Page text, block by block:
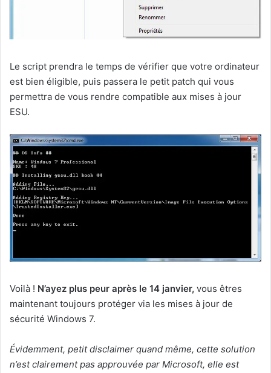
Le script prendra le temps de vérifier que votre ordinateur
est bien éligible, puis passera le petit patch qui vous
permettra de vous rendre compatible aux mises à jour
ESU.
Voilà ! N’ayez plus peur après le 14 janvier, vous êtres
maintenant toujours protéger via les mises à jour de
sécurité Windows 7.
Évidemment, petit disclaimer quand même, cette solution
n’est clairement pas approuvée par Microsoft, elle est